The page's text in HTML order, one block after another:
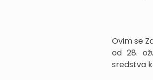
Ovim se
od 28.
sredstva